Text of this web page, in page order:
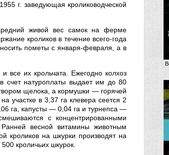
г. заведующая кролиководческой
живой вес самок на ферме
кроликов в течение всего-года
пометы с января-февраля, а в
все их крольчата. Ежегодно колхоз
счет натуроплаты выдает им до 80
щелока, а кормушки — горячей
участке в 3,37 га клевера сеется 2
га, капусты — 0,04 га и турнепса —
с концентрированными
весной витамины животным
кроликов на шкурки производят на
кроличьих шкурок.